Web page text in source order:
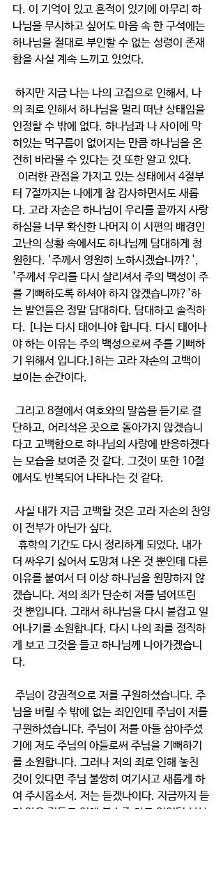
다. 이 기억이 있고 흔적이 있기에 아무리 하
나님을 무시하고 싶어도 마음 속 한 구석에는
하나님을 절대로 부인할 수 없는 성령이 존재
함을 사실 계속 느끼고 있었다.
의 죄로 인해서 하나님을 멀리 떠난 상태임을
인정할 수 밖에 없다. 하나님과 나 사이에 막
혀있는 먹구름이 없어지는 만큼 하나님을 온
전히 바라볼 수 있다는 것 또한 알고 있다.
터 7절까지는 나에게 참 감사하면서도 새롭
다. 고라 자손은 하나님이 우리를 끝까지 사랑
하심을 너무 확신한 나머지 이 시편의 배경인
고난의 상황 속에서도 하나님께 담대하게 청
원한다. '주께서 영원히 노하시겠습니까?',
'주께서 우리를 다시 살리셔서 주의 백성이 주
를 기뻐하도록 하셔야 하지 않겠습니까?'하
는 발언들은 정말 담대하다. 담대하고 솔직하
다. [나는 다시 태어나야 합니다. 다시 태어나
야 하는 이유는 주의 백성으로써 주를 기뻐하
기 위해서 입니다.]하는 고라 자손의 고백이
보이는 순간이다.
단하고, 어리석은 곳으로 돌아가지 않겠습니
다고 고백함으로 하나님의 사랑에 반응하겠다
는 모습을 보여준 것 같다. 그것이 또한 10절
에서도 반복되어 나타나는 것 같다.
이 전부가 아닌가 싶다.
더 싸우기 싫어서 도망쳐 나온 것 뿐인데 다른
이유를 붙여서 더 이상 하나님을 원망하지 않
겠습니다. 저의 죄가 단순히 저를 넘어뜨린
것 뿐입니다. 그래서 하나님을 다시 붙잡고 일
어나기를 소원합니다. 다시 나의 죄를 정직하
게 보고 그것을 들고 하나님께 나아가겠습니
다.
님을 버릴 수 밖에 없는 죄인인데 주님이 저를
구원하셨습니다. 주님이 저를 아들 삼아주셨
기에 저도 주님의 아들로써 주님을 기뻐하기
를 소원합니다. 그러나 저의 죄로 인해 놓친
것이 있다면 주님 불쌍히 여기시고 새롭게 하
여 주시옵소서. 저는 듣겠나이다. 지금까지 듣
지 않은 것들로 인해 불순종 하고 있었던 부분